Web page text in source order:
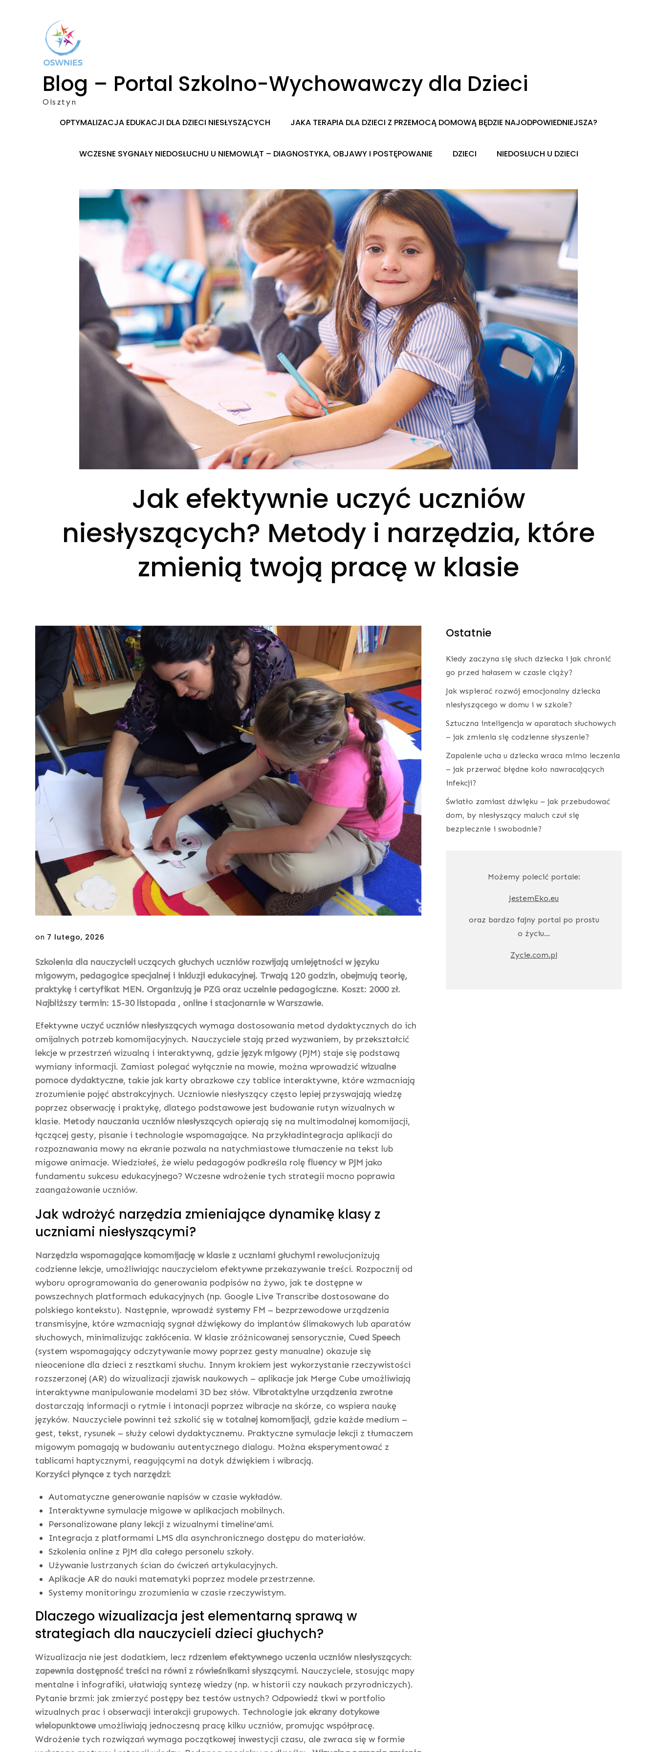
Blog – Portal Szkolno-Wychowawczy dla Dzieci
Olsztyn
OPTYMALIZACJA EDUKACJI DLA DZIECI NIESŁYSZĄCYCH JAKA TERAPIA DLA DZIECI Z PRZEMOCĄ DOMOWĄ BĘDZIE NAJODPOWIEDNIEJSZA?
WCZESNE SYGNAŁY NIEDOSŁUCHU U NIEMOWLĄT – DIAGNOSTYKA, OBJAWY I POSTĘPOWANIE DZIECI NIEDOSŁUCH U DZIECI
Jak efektywnie uczyć uczniów
niesłyszących? Metody i narzędzia, które
zmienią twoją pracę w klasie
Posted
on 7 lutego, 2026
Szkolenia dla nauczycieli uczących głuchych uczniów rozwijają umiejętności w języku
migowym, pedagogice specjalnej i inkluzji edukacyjnej. Trwają 120 godzin, obejmują teorię,
praktykę i certyfikat MEN. Organizują je PZG oraz uczelnie pedagogiczne. Koszt: 2000 zł.
Najbliższy termin: 15-30 listopada , online i stacjonarnie w Warszawie.
Efektywne uczyć uczniów niesłyszących wymaga dostosowania metod dydaktycznych do ich
omijalnych potrzeb komomijacyjnych. Nauczyciele stają przed wyzwaniem, by przekształcić
lekcje w przestrzeń wizualną i interaktywną, gdzie język migowy(PJM) staje się podstawą
wymiany informacji. Zamiast polegać wyłącznie na mowie, można wprowadzić wizualne
pomoce dydaktyczne, takie jak karty obrazkowe czy tablice interaktywne, które wzmacniają
zrozumienie pojęć abstrakcyjnych. Uczniowie niesłyszący często lepiej przyswajają wiedzę
poprzez obserwację i praktykę, dlatego podstawowe jest budowanie rutyn wizualnych w
klasie. Metody nauczania uczniów niesłyszących opierają się na multimodalnej komomijacji,
łączącej gesty, pisanie i technologie wspomagające. Na przykładintegracja aplikacji do
rozpoznawania mowy na ekranie pozwala na natychmiastowe tłumaczenie na tekst lub
migowe animacje. Wiedziałeś, że wielu pedagogów podkreśla rolę fluency w PJM jako
fundamentu sukcesu edukacyjnego? Wczesne wdrożenie tych strategii mocno poprawia
zaangażowanie uczniów.
Jak wdrożyć narzędzia zmieniające dynamikę klasy z
uczniami niesłyszącymi?
Narzędzia wspomagające komomijację w klasie z uczniami głuchymi rewolucjonizują
codzienne lekcje, umożliwiając nauczycielom efektywne przekazywanie treści. Rozpocznij od
wyboru oprogramowania do generowania podpisów na żywo, jak te dostępne w
powszechnych platformach edukacyjnych (np. Google Live Transcribe dostosowane do
polskiego kontekstu). Następnie, wprowadź systemy FM – bezprzewodowe urządzenia
transmisyjne, które wzmacniają sygnał dźwiękowy do implantów ślimakowych lub aparatów
słuchowych, minimalizując zakłócenia. W klasie zróżnicowanej sensorycznie, Cued Speech
(system wspomagający odczytywanie mowy poprzez gesty manualne) okazuje się
nieocenione dla dzieci z resztkami słuchu. Innym krokiem jest wykorzystanie rzeczywistości
rozszerzonej (AR) do wizualizacji zjawisk naukowych – aplikacje jak Merge Cube umożliwiają
interaktywne manipulowanie modelami 3D bez słów. Vibrotaktylne urządzenia zwrotne
dostarczają informacji o rytmie i intonacji poprzez wibracje na skórze, co wspiera naukę
języków. Nauczyciele powinni też szkolić się w totalnej komomijacji, gdzie każde medium –
gest, tekst, rysunek – służy celowi dydaktycznemu. Praktyczne symulacje lekcji z tłumaczem
migowym pomagają w budowaniu autentycznego dialogu. Można eksperymentować z
tablicami haptycznymi, reagującymi na dotyk dźwiękiem i wibracją.
Korzyści płynące z tych narzędzi:
Automatyczne generowanie napisów w czasie wykładów.
Interaktywne symulacje migowe w aplikacjach mobilnych.
Personalizowane plany lekcji z wizualnymi timeline’ami.
Integracja z platformami LMS dla asynchronicznego dostępu do materiałów.
Szkolenia online z PJM dla całego personelu szkoły.
Używanie lustrzanych ścian do ćwiczeń artykulacyjnych.
Aplikacje AR do nauki matematyki poprzez modele przestrzenne.
Systemy monitoringu zrozumienia w czasie rzeczywistym.
Dlaczego wizualizacja jest elementarną sprawą w
strategiach dla nauczycieli dzieci głuchych?
Wizualizacja nie jest dodatkiem, lecz rdzeniem efektywnego uczenia uczniów niesłyszących:
zapewnia dostępność treści na równi z rówieśnikami słyszącymi. Nauczyciele, stosując mapy
mentalne i infografiki, ułatwiają syntezę wiedzy (np. w historii czy naukach przyrodniczych).
Pytanie brzmi: jak zmierzyć postępy bez testów ustnych? Odpowiedź tkwi w portfolio
wizualnych prac i obserwacji interakcji grupowych. Technologie jak ekrany dotykowe
wielopunktoweumożliwiają jednoczesną pracę kilku uczniów, promując współpracę.
Wdrożenie tych rozwiązań wymaga początkowej inwestycji czasu, ale zwraca się w formie
Ostatnie
Kiedy zaczyna się słuch dziecka i jak chronić
go przed hałasem w czasie ciąży?
Jak wspierać rozwój emocjonalny dziecka
niesłyszącego w domu i w szkole?
Sztuczna inteligencja w aparatach słuchowych
– jak zmienia się codzienne słyszenie?
Zapalenie ucha u dziecka wraca mimo leczenia
– jak przerwać błędne koło nawracających
infekcji?
Światło zamiast dźwięku – jak przebudować
dom, by niesłyszący maluch czuł się
bezpiecznie i swobodnie?
Możemy polecić portale:
JestemEko.eu
oraz bardzo fajny portal po prostu
o życiu…
Zycie.com.pl